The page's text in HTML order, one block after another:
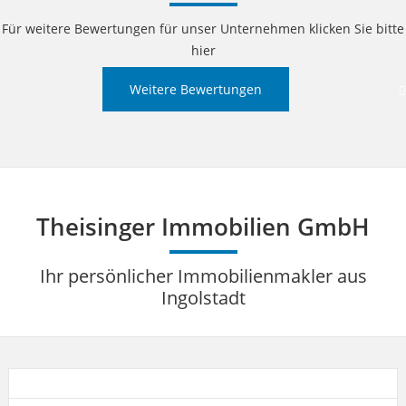
Für weitere Bewertungen für unser Unternehmen klicken Sie bitte
hier
Weitere Bewertungen
Theisinger Immobilien GmbH
Ihr persönlicher Immobilienmakler aus
Ingolstadt